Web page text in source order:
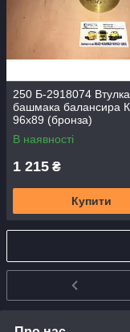
250 Б-2918074 Втулка
башмака балансира
96х89 (бронза)
В наявності
1 215 ₴
Купити